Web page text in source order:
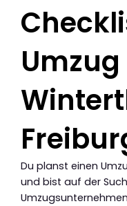
Du planst einen
und bist auf der